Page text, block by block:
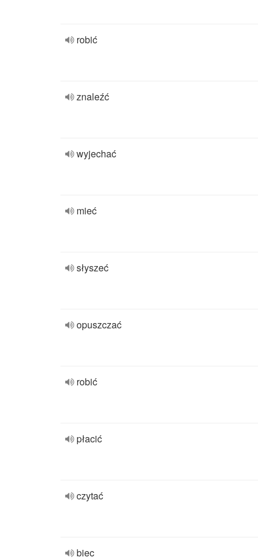
robić
znaleźć
wyjechać
mieć
słyszeć
opuszczać
robić
płacić
czytać
biec